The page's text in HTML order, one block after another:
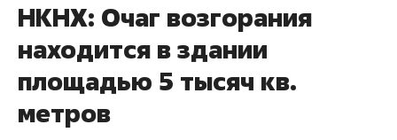
НКНХ: Очаг возгорания
находится в здании
площадью 5 тысяч кв.
метров